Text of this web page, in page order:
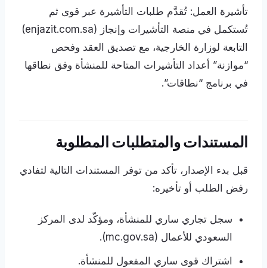
تأشيرة العمل: تُقدَّم طلبات التأشيرة عبر قوى ثم
تُستكمل في منصة التأشيرات وإنجاز (enjazit.com.sa)
التابعة لوزارة الخارجية، مع تصديق العقد وفحص
“موازنة” أعداد التأشيرات المتاحة للمنشأة وفق نطاقها
في برنامج “نطاقات”.
المستندات والمتطلبات المطلوبة
قبل بدء الإصدار، تأكد من توفر المستندات التالية لتفادي
رفض الطلب أو تأخيره:
سجل تجاري ساري للمنشأة، ومؤكّد لدى المركز
السعودي للأعمال (mc.gov.sa).
اشتراك قوى ساري المفعول للمنشأة.